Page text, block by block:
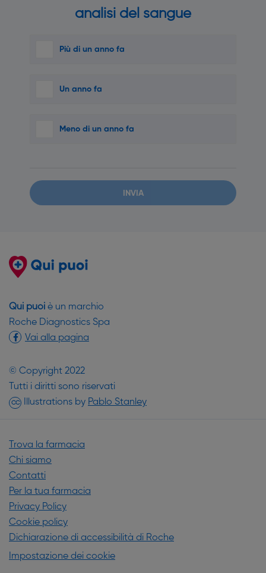
analisi del sangue
Più di un anno fa
Un anno fa
Meno di un anno fa
INVIA
Qui puoi è un marchio
Roche Diagnostics Spa
Vai alla pagina
© Copyright 2022
Tutti i diritti sono riservati
CC Illustrations by Pablo Stanley(si apre in una nuova
Trova la farmacia
Chi siamo
Contatti
Per la tua farmacia
Privacy Policy
Cookie policy
Dichiarazione di accessibilità di Roche
Impostazione dei cookie